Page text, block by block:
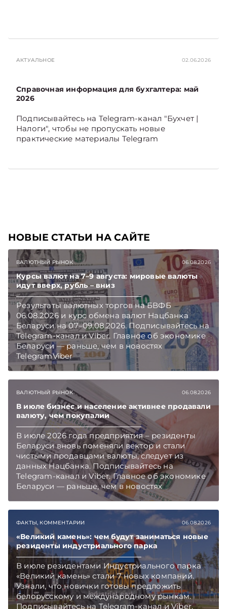
АКТУАЛЬНОЕ 02.06.2026
Справочная информация для бухгалтера: май
2026
Подписывайтесь на Telegram‑канал "Бухчет |
Налоги", чтобы не пропускать новые
практические материалы Telegram
НОВЫЕ СТАТЬИ НА САЙТЕ
ВАЛЮТНЫЙ РЫНОК 06.08.2026
Курсы валют на 7–9 августа: мировые валюты
идут вверх, рубль – вниз
Результаты валютных торгов на БВФБ
06.08.2026 и курс обмена валют Нацбанка
Беларуси на 07–09.08.2026. Подписывайтесь на
Telegram‑канал и Viber. Главное об экономике
Беларуси — раньше, чем в новостях
TelegramViber
ВАЛЮТНЫЙ РЫНОК 06.08.2026
В июле бизнес и население активнее продавали
валюту, чем покупалии
В июле 2026 года предприятия – резиденты
Беларуси вновь поменяли вектор и стали
чистыми продавцами валюты, следует из
данных Нацбанка. Подписывайтесь на
Telegram‑канал и Viber. Главное об экономике
Беларуси — раньше, чем в новостях
ФАКТЫ, КОММЕНТАРИИ 06.08.2026
«Великий камень»: чем будут заниматься новые
резиденты индустриального парка
В июле резидентами Индустриального парка
«Великий камень» стали 7 новых компаний.
Узнали, что новички готовы предложить
белорусскому и международному рынкам.
Подписывайтесь на Telegram‑канал и Viber.